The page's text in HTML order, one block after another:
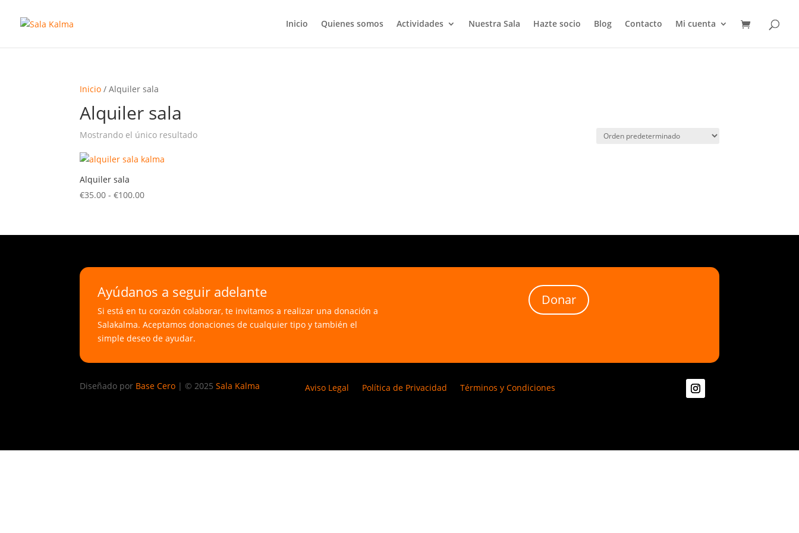
Inicio Quienes somos Actividades Nuestra Sala Hazte socio Blog Contacto Mi cuenta
Inicio / Alquiler sala
Alquiler sala
Mostrando el único resultado
Alquiler sala
€35.00 - €100.00Rango
desde
Ayúdanos a seguir adelante
Si está en tu corazón colaborar, te invitamos a realizar una donación a
Salakalma. Aceptamos donaciones de cualquier tipo y también el
simple deseo de ayudar.
Donar
Diseñado por Base Cero |© 2025Sala Kalma Aviso Legal Política de Privacidad Términos y Condiciones